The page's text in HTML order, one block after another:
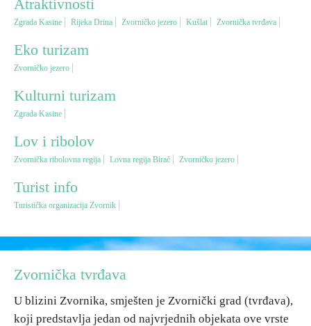
Avantura
Eko turizam
Kulturni turizam
Gastronomija
Seoski turizam
Omladinski turizam
Atraktivnosti
Zgrada Kasine Rijeka Drina Zvorničko jezero Kušlat Zvornička tvrđava
Eko turizam
Zvorničko jezero
Kulturni turizam
Zgrada Kasine
Lov i ribolov
Zvornička ribolovna regija Lovna regija Birač Zvorničko jezero
Turist info
Turistička organizacija Zvornik
Zvornička tvrđava
U blizini Zvornika, smješten je Zvornički grad (tvrđava),
koji predstavlja jedan od najvrjednih objekata ove vrste